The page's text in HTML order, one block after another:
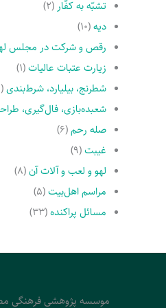
تشبّه به کفّار (۲)
دیه(۱۰)
رقص و شرکت در مجلس
زیارت عتبات عالیات(۱)
شطرنج، بیلیارد، شرط‌بندی(۷)
شعبده‌بازی، فال‌گیری،
صله رحم(۶)
غیبت(۹)
لهو و لعب و آلات آن(۸)
مراسم اهل‌بیت(۵)
مسائل پراکنده(۳۳)